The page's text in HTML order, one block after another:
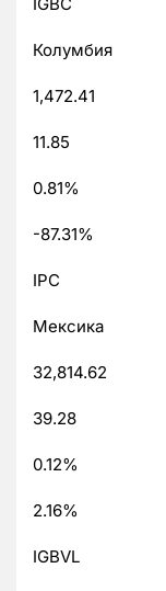
IGBC
Колумбия
1,472.41
11.85
0.81%
-87.31%
IPC
Мексика
32,814.62
39.28
0.12%
2.16%
IGBVL